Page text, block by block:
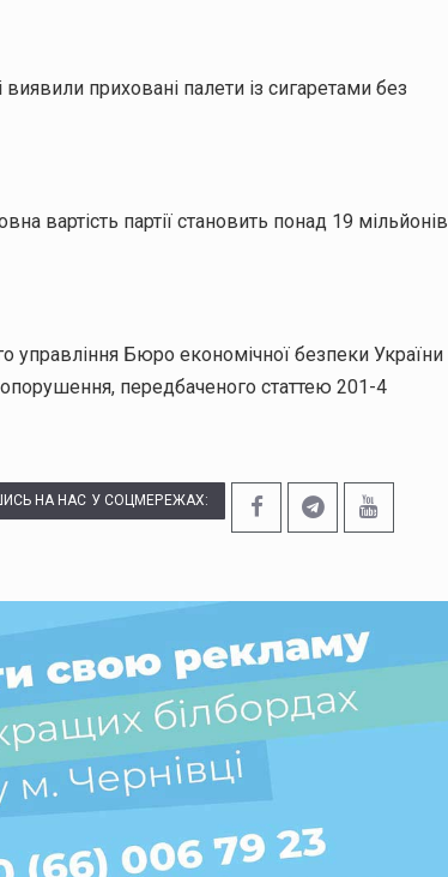
приховані палети із сигаретами без
вартість партії становить понад 19 мільйонів
Бюро економічної безпеки України
передбаченого статтею 201-4
НА НАС У СОЦМЕРЕЖАХ: